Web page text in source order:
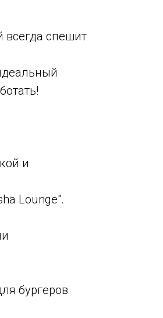
всегда спешит
и
Lounge".
бургеров